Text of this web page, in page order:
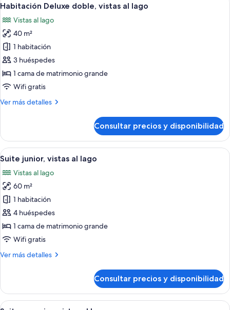
vistas
lago
todas
las
fotos
de
Habitación
Deluxe
doble,
al
7
Habitación Deluxe doble, vistas al lago
Vistas al lago
40 m²
1 habitación
3 huéspedes
1 cama de matrimonio grande
Wifi gratis
Ver más detalles
Más
Deluxe
doble,
vistas
lago
Consultar precios y disponibilidad
Abrir
todas
las
fotos
de
Suite
junior,
vistas
lago
Habitación de hotel en tonos
4
Suite junior, vistas al lago
Vistas al lago
60 m²
1 habitación
4 huéspedes
1 cama de matrimonio grande
Wifi gratis
Ver más detalles
Más
junior,
vistas
Consultar precios y disponibilidad
Abrir Habitación con escritorio de